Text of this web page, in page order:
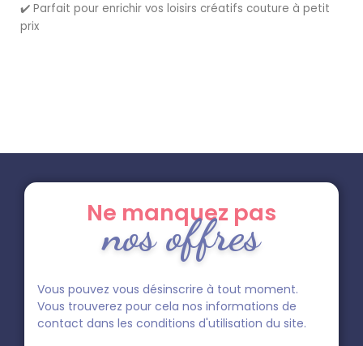
✔️ Parfait pour enrichir vos loisirs créatifs couture à petit
prix
Ne manquez pas
nos offres
Vous pouvez vous désinscrire à tout moment.
Vous trouverez pour cela nos informations de
contact dans les conditions d'utilisation du site.